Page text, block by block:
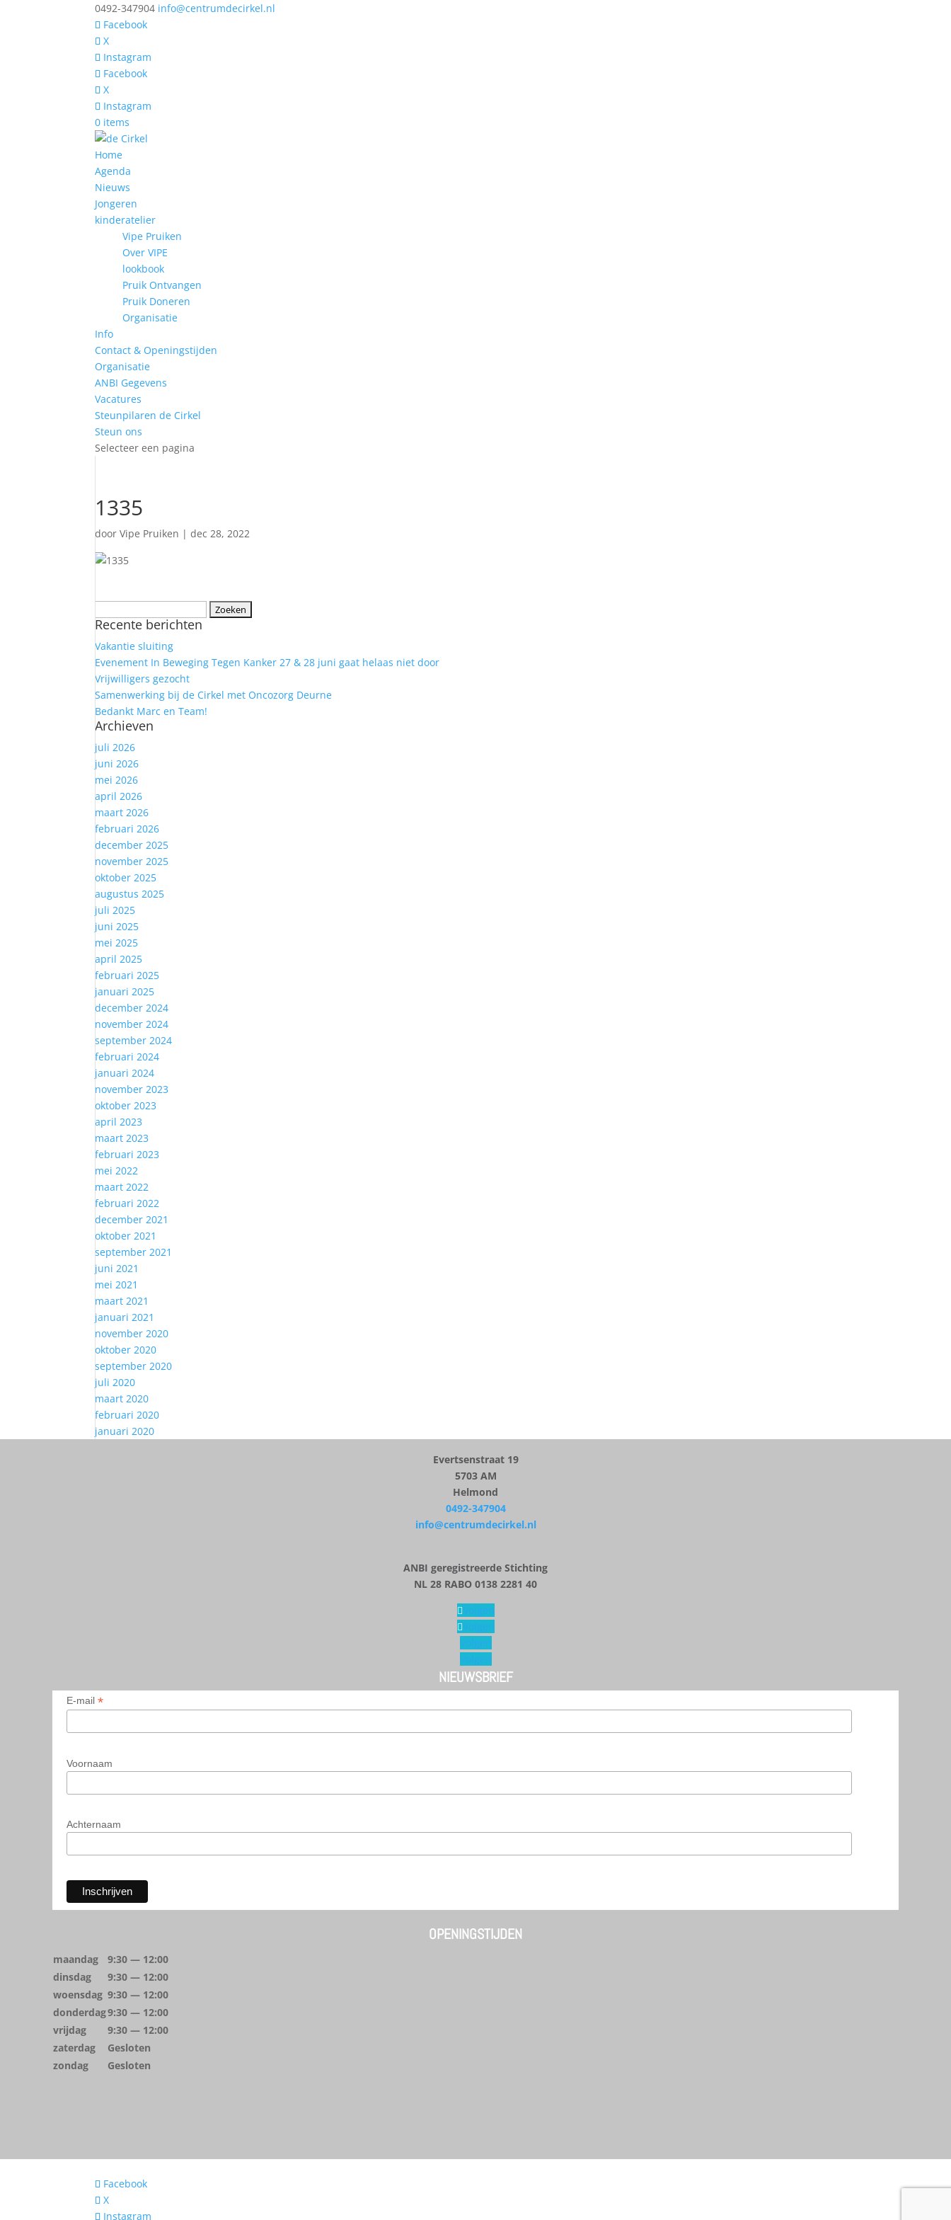
0492-347904 info@centrumdecirkel.nl
Facebook
X
Instagram
Facebook
X
Instagram
0 items
Home
Agenda
Nieuws
Jongeren
kinderatelier
Vipe Pruiken
Over VIPE
lookbook
Pruik Ontvangen
Pruik Doneren
Organisatie
Info
Contact & Openingstijden
Organisatie
ANBI Gegevens
Vacatures
Steunpilaren de Cirkel
Steun ons
Selecteer een pagina
1335
doorVipe Pruiken |dec 28, 2022
naar:
Recente berichten
Vakantie sluiting
Evenement In Beweging Tegen Kanker 27 & 28 juni gaat helaas niet door
Vrijwilligers gezocht
Samenwerking bij de Cirkel met Oncozorg Deurne
Bedankt Marc en Team!
Archieven
juli 2026
juni 2026
mei 2026
april 2026
maart 2026
februari 2026
december 2025
november 2025
oktober 2025
augustus 2025
juli 2025
juni 2025
mei 2025
april 2025
februari 2025
januari 2025
december 2024
november 2024
september 2024
februari 2024
januari 2024
november 2023
oktober 2023
april 2023
maart 2023
februari 2023
mei 2022
maart 2022
februari 2022
december 2021
oktober 2021
september 2021
juni 2021
mei 2021
maart 2021
januari 2021
november 2020
oktober 2020
september 2020
juli 2020
maart 2020
februari 2020
januari 2020
Evertsenstraat 19
5703 AM
Helmond
0492-347904
info@centrumdecirkel.nl
ANBI geregistreerde Stichting
NL 28 RABO 0138 2281 40
Volgen
Volgen
Volgen
Volgen
NIEUWSBRIEF
E-mail *
Voornaam
Achternaam
OPENINGSTIJDEN
maandag
9:30 — 12:00
dinsdag
9:30 — 12:00
woensdag 9:30 — 12:00
donderdag9:30 — 12:00
vrijdag
9:30 — 12:00
zaterdag
Gesloten
zondag
Gesloten
Facebook
X
Instagram